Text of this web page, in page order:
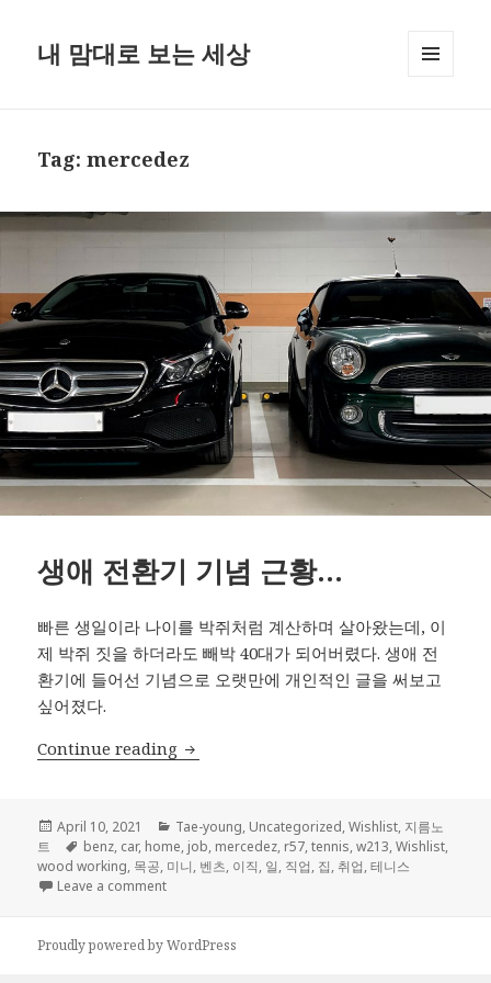
내 맘대로 보는 세상
Tag:mercedez
생애 전환기 기념 근황…
빠른 생일이라 나이를 박쥐처럼 계산하며 살아왔는데, 이
제 박쥐 짓을 하더라도 빼박 40대가 되어버렸다. 생애 전
환기에 들어선 기념으로 오랫만에 개인적인 글을 써보고
싶어졌다.
Continue reading 생애 전환기 기념 근황…
Posted
on
April 10, 2021 Categories
Tae-young, Uncategorized,Wishlist, 지름노
트
Tags
benz, car, home, job, mercedez, r57,tennis,w213,Wishlist,
wood working, 목공, 미니, 벤츠, 이직, 일, 직업, 집, 취업,테니스
Leave a commenton 생애 전환기 기념 근황…
Proudly powered by WordPress